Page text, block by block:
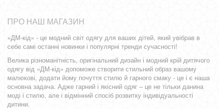
ПРО НАШ МАГАЗИН
«ДМ-кід» - це модний світ одягу для ваших дітей, який увібрав в
себе самі останні новинки і популярні тренди сучасності!
Велика різноманітність, оригінальний дизайн і модний крій дитячого
одягу від «ДМ-кід» допоможе створити стильний образ вашому
малюкові, додати йому почуття стилю й гарного смаку - це і є наша
основна задача. Адже гарний і якісний одяг – це не тільки данина
моді і стилю, але і відмінний спосіб розвитку індивідуальності
дитини.